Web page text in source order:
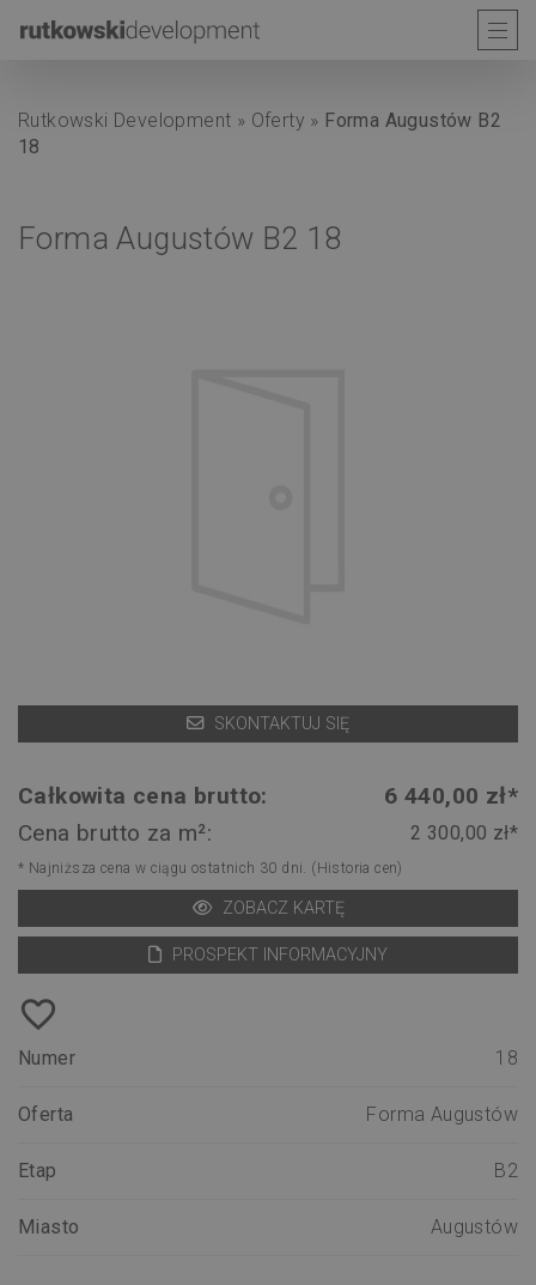
Rutkowski Development » Oferty » Forma Augustów B2
18
Forma Augustów B2 18
SKONTAKTUJ SIĘ
Całkowita cena brutto:
6 440,00 zł*
Cena brutto za m²:
2 300,00 zł*
* Najniższa cena w ciągu ostatnich 30 dni. (Historia cen)
ZOBACZ KARTĘ
PROSPEKT INFORMACYJNY
favorite_border
Numer 18
Oferta Forma Augustów
Etap B2
Miasto Augustów